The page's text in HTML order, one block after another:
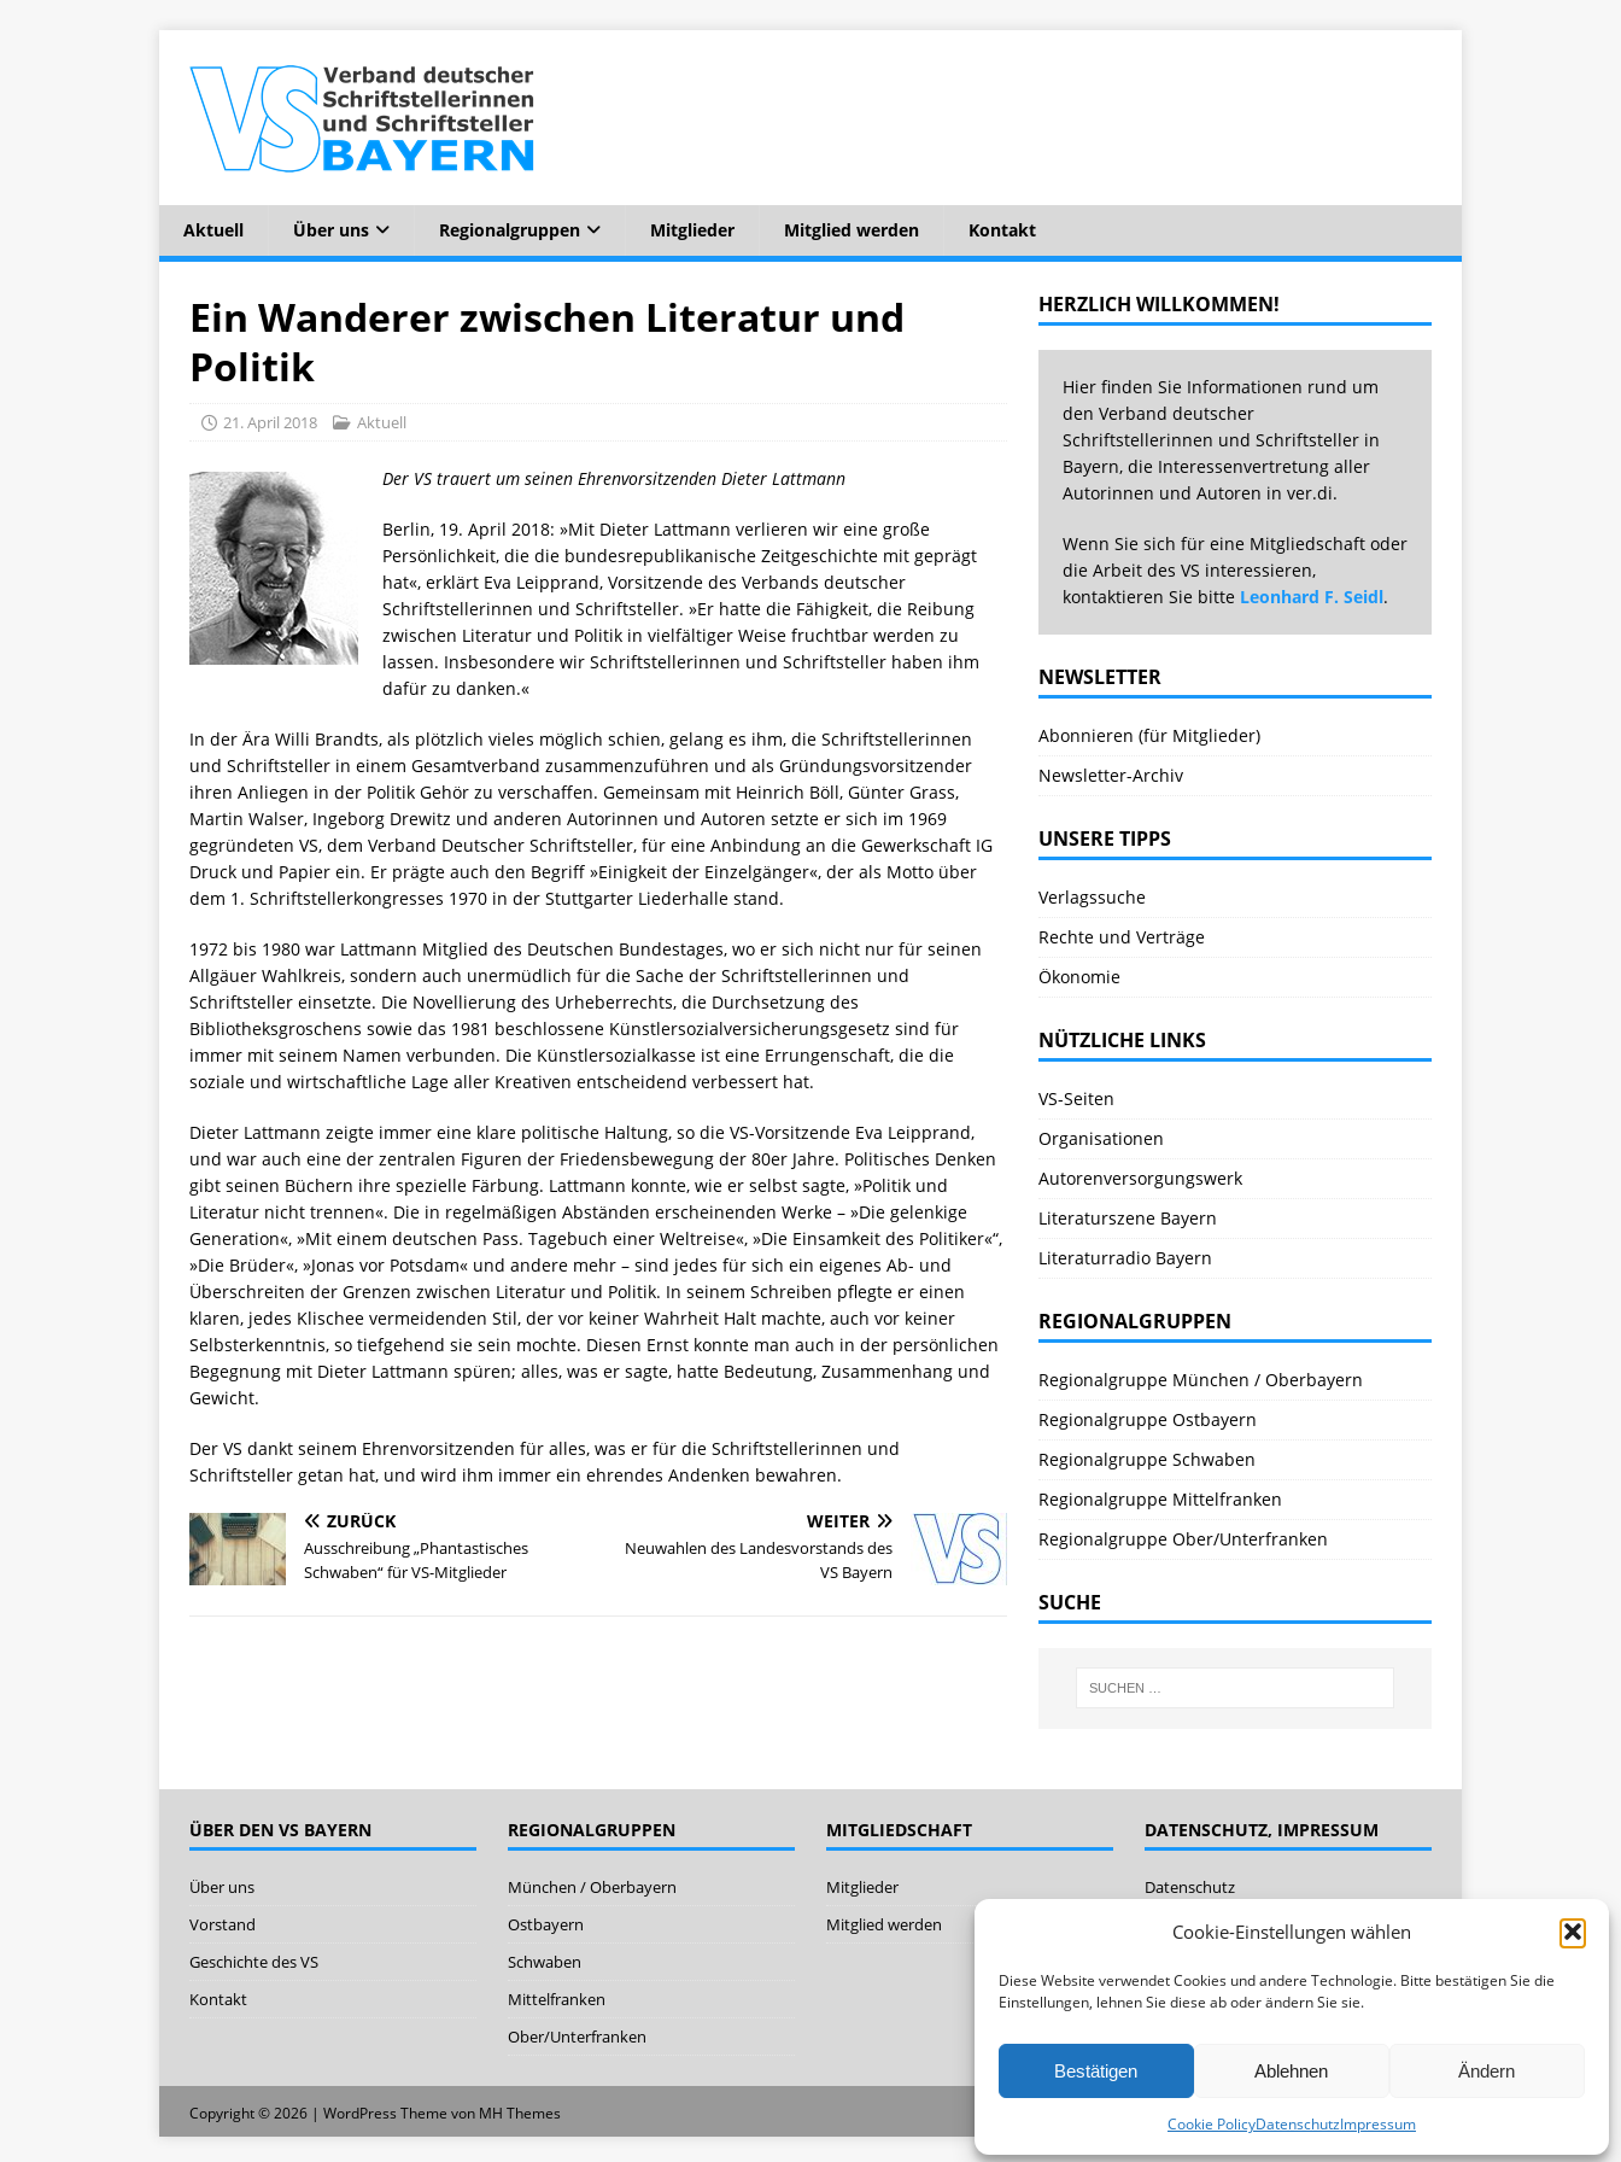
Cookie-Einstellungen wählen
Diese Website verwendet Cookies und andere Technologie. Bitte bestätigen Sie die
Einstellungen, lehnen Sie diese ab oder ändern Sie sie.
Bestätigen Ablehnen Ändern
Cookie PolicyDatenschutzImpressum
Aktuell Über uns Regionalgruppen Mitglieder Mitglied werden Kontakt
Ein Wanderer zwischen Literatur und
Politik
21. April 2018 Aktuell
Der VS trauert um seinen Ehrenvorsitzenden Dieter Lattmann
Berlin, 19. April 2018: »Mit Dieter Lattmann verlieren wir eine große
Persönlichkeit, die die bundesrepublikanische Zeitgeschichte mit geprägt
hat«, erklärt Eva Leipprand, Vorsitzende des Verbands deutscher
Schriftstellerinnen und Schriftsteller. »Er hatte die Fähigkeit, die Reibung
zwischen Literatur und Politik in vielfältiger Weise fruchtbar werden zu
lassen. Insbesondere wir Schriftstellerinnen und Schriftsteller haben ihm
dafür zu danken.«
In der Ära Willi Brandts, als plötzlich vieles möglich schien, gelang es ihm, die Schriftstellerinnen
und Schriftsteller in einem Gesamtverband zusammenzuführen und als Gründungsvorsitzender
ihren Anliegen in der Politik Gehör zu verschaffen. Gemeinsam mit Heinrich Böll, Günter Grass,
Martin Walser, Ingeborg Drewitz und anderen Autorinnen und Autoren setzte er sich im 1969
gegründeten VS, dem Verband Deutscher Schriftsteller, für eine Anbindung an die Gewerkschaft IG
Druck und Papier ein. Er prägte auch den Begriff »Einigkeit der Einzelgänger«, der als Motto über
dem 1. Schriftstellerkongresses 1970 in der Stuttgarter Liederhalle stand.
1972 bis 1980 war Lattmann Mitglied des Deutschen Bundestages, wo er sich nicht nur für seinen
Allgäuer Wahlkreis, sondern auch unermüdlich für die Sache der Schriftstellerinnen und
Schriftsteller einsetzte. Die Novellierung des Urheberrechts, die Durchsetzung des
Bibliotheksgroschens sowie das 1981 beschlossene Künstlersozialversicherungsgesetz sind für
immer mit seinem Namen verbunden. Die Künstlersozialkasse ist eine Errungenschaft, die die
soziale und wirtschaftliche Lage aller Kreativen entscheidend verbessert hat.
Dieter Lattmann zeigte immer eine klare politische Haltung, so die VS-Vorsitzende Eva Leipprand,
und war auch eine der zentralen Figuren der Friedensbewegung der 80er Jahre. Politisches Denken
gibt seinen Büchern ihre spezielle Färbung. Lattmann konnte, wie er selbst sagte, »Politik und
Literatur nicht trennen«. Die in regelmäßigen Abständen erscheinenden Werke – »Die gelenkige
Generation«, »Mit einem deutschen Pass. Tagebuch einer Weltreise«, »Die Einsamkeit des Politiker«“,
»Die Brüder«, »Jonas vor Potsdam« und andere mehr – sind jedes für sich ein eigenes Ab- und
Überschreiten der Grenzen zwischen Literatur und Politik. In seinem Schreiben pflegte er einen
klaren, jedes Klischee vermeidenden Stil, der vor keiner Wahrheit Halt machte, auch vor keiner
Selbsterkenntnis, so tiefgehend sie sein mochte. Diesen Ernst konnte man auch in der persönlichen
Begegnung mit Dieter Lattmann spüren; alles, was er sagte, hatte Bedeutung, Zusammenhang und
Gewicht.
Der VS dankt seinem Ehrenvorsitzenden für alles, was er für die Schriftstellerinnen und
Schriftsteller getan hat, und wird ihm immer ein ehrendes Andenken bewahren.
ZURÜCK
Ausschreibung „Phantastisches
Schwaben“ für VS-Mitglieder
WEITER
Neuwahlen des Landesvorstands des
VS Bayern
HERZLICH WILLKOMMEN!
Hier finden Sie Informationen rund um
den Verband deutscher
Schriftstellerinnen und Schriftsteller in
Bayern, die Interessenvertretung aller
Autorinnen und Autoren in ver.di.
Wenn Sie sich für eine Mitgliedschaft oder
die Arbeit des VS interessieren,
kontaktieren Sie bitte Leonhard F. Seidl.
NEWSLETTER
Abonnieren (für Mitglieder)
Newsletter-Archiv
UNSERE TIPPS
Verlagssuche
Rechte und Verträge
Ökonomie
NÜTZLICHE LINKS
VS-Seiten
Organisationen
Autorenversorgungswerk
Literaturszene Bayern
Literaturradio Bayern
REGIONALGRUPPEN
Regionalgruppe München / Oberbayern
Regionalgruppe Ostbayern
Regionalgruppe Schwaben
Regionalgruppe Mittelfranken
Regionalgruppe Ober/Unterfranken
SUCHE
ÜBER DEN VS BAYERN
Über uns
Vorstand
Geschichte des VS
Kontakt
REGIONALGRUPPEN
München / Oberbayern
Ostbayern
Schwaben
Mittelfranken
Ober/Unterfranken
MITGLIEDSCHAFT
Mitglieder
Mitglied werden
DATENSCHUTZ, IMPRESSUM
Datenschutz
Impressum
Copyright © 2026 | WordPress Theme von MH Themes